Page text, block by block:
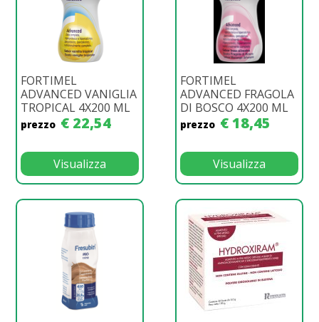
FORTIMEL
ADVANCED VANIGLIA
TROPICAL 4X200 ML
prezzo € 22,54
Visualizza
FORTIMEL
ADVANCED FRAGOLA
DI BOSCO 4X200 ML
prezzo € 18,45
Visualizza